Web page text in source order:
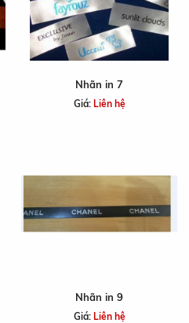
Nhãn in 7
Giá: Liên hệ
Nhãn in 9
Giá: Liên hệ